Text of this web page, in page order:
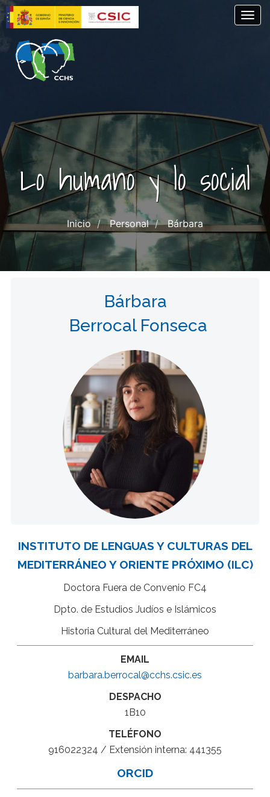
Pasar
al
contenido
principal
Lo humano y lo social
Inicio Personal Bárbara
Bárbara
Berrocal Fonseca
INSTITUTO DE LENGUAS Y CULTURAS DEL
MEDITERRÁNEO Y ORIENTE PRÓXIMO (ILC)
Doctora Fuera de Convenio FC4
Dpto. de Estudios Judíos e Islámicos
Historia Cultural del Mediterráneo
EMAIL
barbara.berrocal@cchs.csic.es
DESPACHO
1B10
TELÉFONO
916022324 / Extensión interna: 441355
ORCID